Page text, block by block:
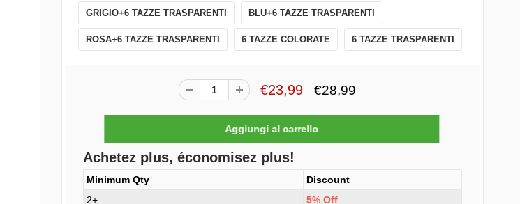
GRIGIO+6 TAZZE TRASPARENTI BLU+6 TAZZE TRASPARENTI
ROSA+6 TAZZE TRASPARENTI 6 TAZZE COLORATE 6 TAZZE TRASPARENTI
€23,99 €28,99
Achetez plus, économisez plus!
Minimum Qty
Discount
2+
5% Off